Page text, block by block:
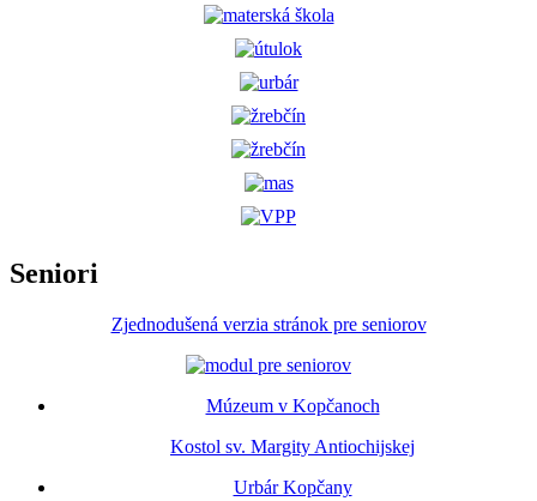
Seniori
Zjednodušená verzia stránok pre seniorov
Múzeum v Kopčanoch
Kostol sv. Margity Antiochijskej
Urbár Kopčany